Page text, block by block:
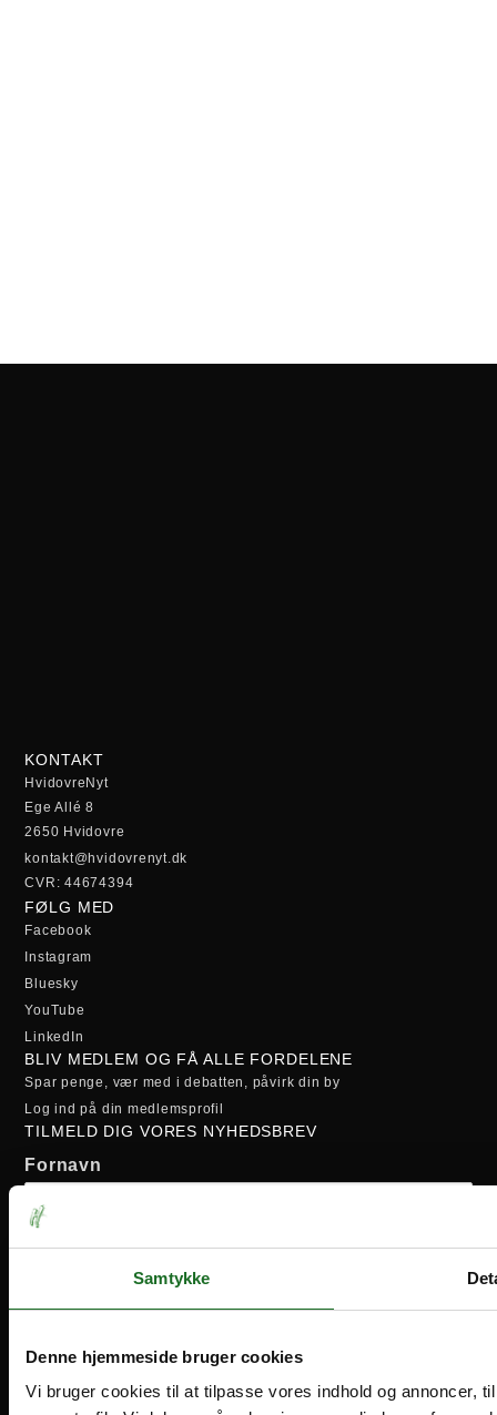
Samtykke
Denne hjemmeside bruger cookies
Vi bruger cookies til at tilpasse vores indhold og annoncer,
KONTAKT
HvidovreNyt
Ege Allé 8
2650 Hvidovre
kontakt@hvidovrenyt.dk
CVR: 44674394
FØLG MED
Facebook
Instagram
Bluesky
YouTube
LinkedIn
BLIV MEDLEM OG FÅ ALLE FORDELENE
Spar penge, vær med i debatten, påvirk din by
Log ind på din medlemsprofil
TILMELD DIG VORES NYHEDSBREV
Fornavn
Efternavn